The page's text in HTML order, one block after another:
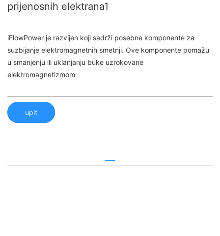
prijenosnih elektrana1
iFlowPower je razvijen koji sadrži posebne komponente za
suzbijanje elektromagnetnih smetnji. Ove komponente pomažu
u smanjenju ili uklanjanju buke uzrokovane
elektromagnetizmom
upit